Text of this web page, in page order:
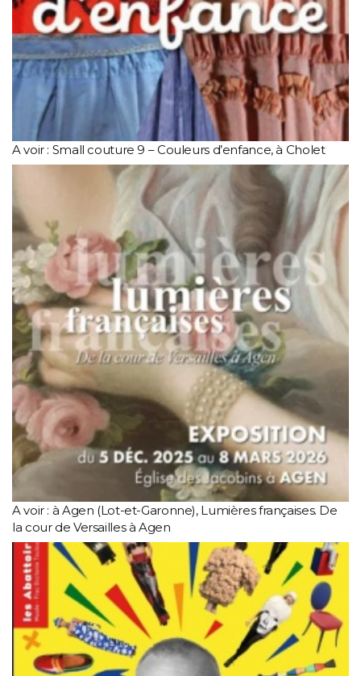
A voir : Small couture 9 – Couleurs d’enfance, à Cholet
A voir : à Agen (Lot-et-Garonne), Lumières françaises. De
la cour de Versailles à Agen